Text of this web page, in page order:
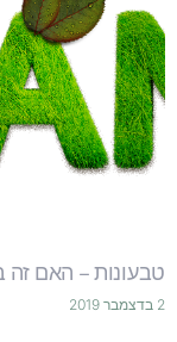
טבעונות – האם זה
2 בדצמבר 2019